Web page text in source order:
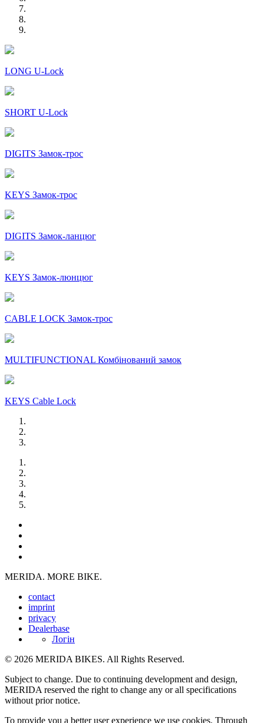
LONG U-Lock
SHORT U-Lock
DIGITS Замок-трос
KEYS Замок-трос
DIGITS Замок-ланцюг
KEYS Замок-люнцюг
CABLE LOCK Замок-трос
MULTIFUNCTIONAL Комбінований замок
KEYS Cable Lock
MERIDA. MORE BIKE.
contact
imprint
privacy
Dealerbase
Логін
© 2026 MERIDA BIKES. All Rights Reserved.
Subject to change. Due to continuing development and design,
MERIDA reserved the right to change any or all specifications
without prior notice.
To provide you a better user experience we use cookies. Through